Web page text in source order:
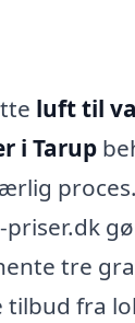
luft til
i Tarup
tre
fra